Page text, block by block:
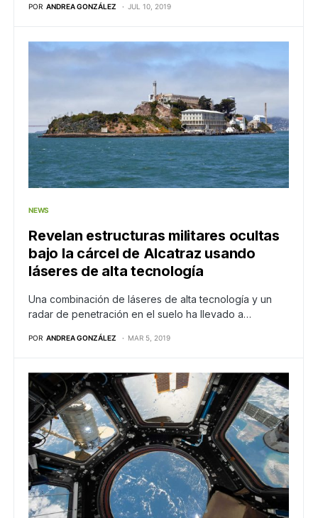
POR ANDREA GONZÁLEZ JUL 10, 2019
NEWS
Revelan estructuras militares ocultas
bajo la cárcel de Alcatraz usando
láseres de alta tecnología
Una combinación de láseres de alta tecnología y un
radar de penetración en el suelo ha llevado a…
POR ANDREA GONZÁLEZ MAR 5, 2019